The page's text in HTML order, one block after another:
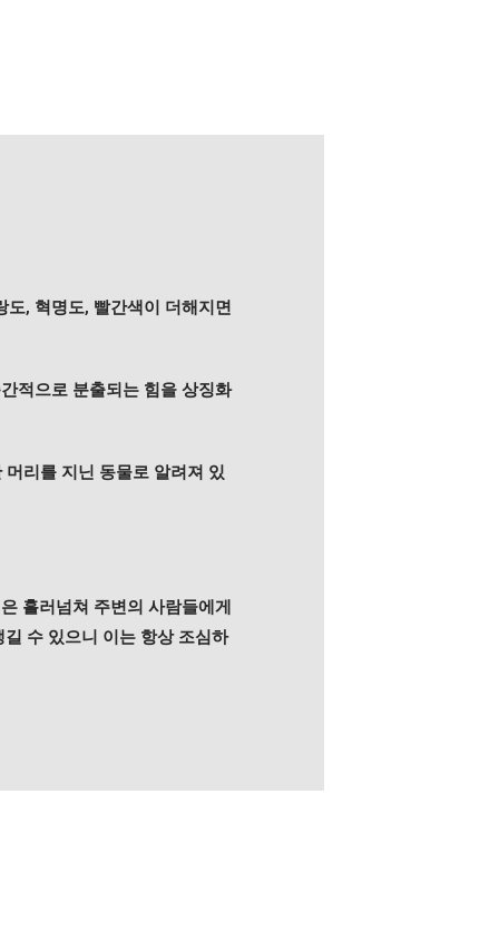
, 혁명도, 빨간색이 더해지면
적으로 분출되는 힘을 상징화
리를 지닌 동물로 알려져 있
흘러넘쳐 주변의 사람들에게
수 있으니 이는 항상 조심하